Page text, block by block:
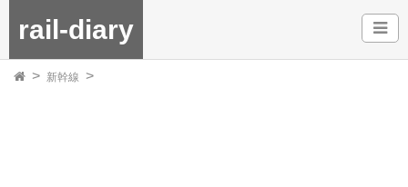
rail-diary
新幹線